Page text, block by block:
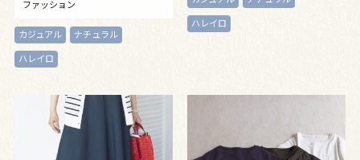
ファッション
カジュアル
ナチュラル
ハレイロ
ハレイロ